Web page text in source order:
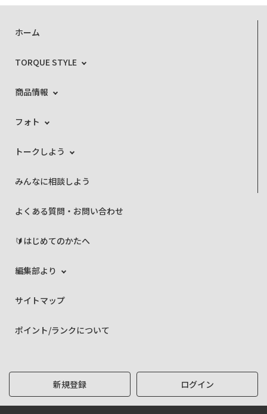
ホーム
TORQUE STYLE
商品情報
フォト
トークしよう
みんなに相談しよう
よくある質問・お問い合わせ
🔰はじめてのかたへ
編集部より
サイトマップ
ポイント/ランクについて
新規登録 ログイン